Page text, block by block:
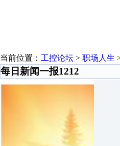
当前位置： 工控论坛 > 职场人生
每日新闻一报1212